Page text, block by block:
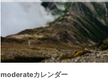
moderateカレンダー